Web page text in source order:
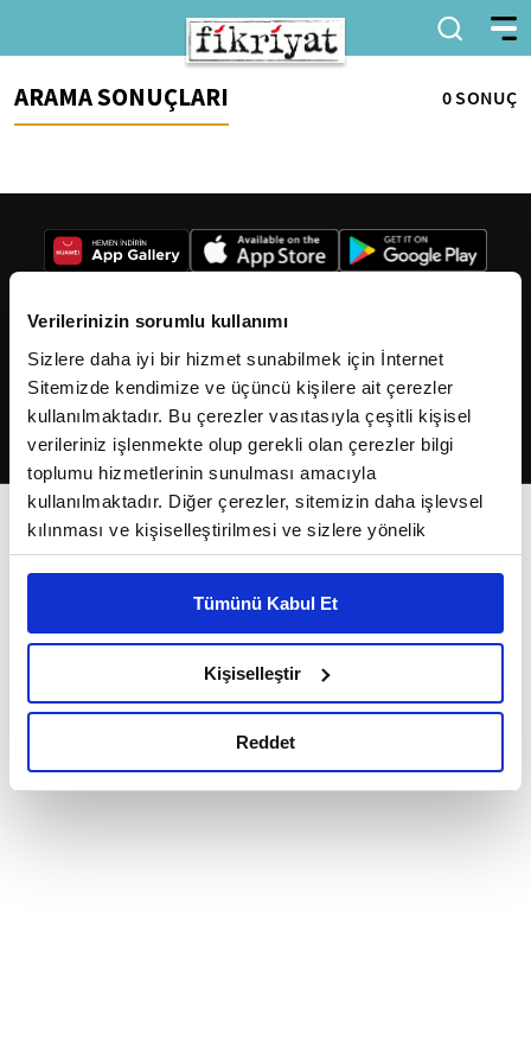
Verilerinizin sorumlu kullanımı
Sizlere daha iyi bir hizmet sunabilmek için İnternet
Sitemizde kendimize ve üçüncü kişilere ait çerezler
kullanılmaktadır. Bu çerezler vasıtasıyla çeşitli kişisel
verileriniz işlenmekte olup gerekli olan çerezler bilgi
toplumu hizmetlerinin sunulması amacıyla
kullanılmaktadır. Diğer çerezler, sitemizin daha işlevsel
kılınması ve kişiselleştirilmesi ve sizlere yönelik
reklam/pazarlama faaliyetlerinin yapılması, amaçlarıyla
Çerezlere ilişkin tercihlerinizi çerez paneli vasıtasıyla
belirleyebilirsiniz. Çerezlere ilişkin detaylı bilgi için
Ayarlar butonuna tıklayabilir,Çerez Bilgilendirme
Metnimizi ziyaret edebilirsiniz.
okumak ve sitemizi ziyaretiniz kapsamında
Tümünü Kabul Et
Kişiselleştir
Reddet
ARAMA SONUÇLARI 0 SONUÇ
2026Fikriyat. Tüm hakları saklıdır.